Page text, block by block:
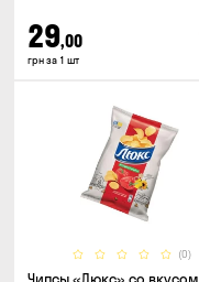
29,00
грн за 1 шт
(0)